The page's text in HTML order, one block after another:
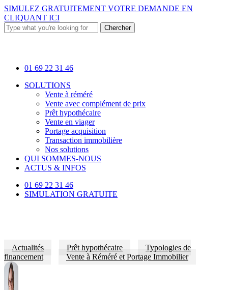
Skip
to
main
content
SIMULEZ GRATUITEMENT VOTRE DEMANDE EN
CLIQUANT ICI
Chercher
01 69 22 31 46
Menu
SOLUTIONS
Vente à réméré
Vente avec complément de prix
Prêt hypothécaire
Vente en viager
Portage acquisition
Transaction immobilière
Nos solutions
QUI SOMMES-NOUS
ACTUS & INFOS
01 69 22 31 46
SIMULATION GRATUITE
Actualités Prêt hypothécaire
Typologies de
financement
Vente à Réméré et Portage Immobilier